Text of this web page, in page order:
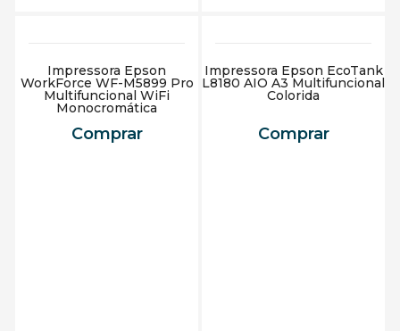
Impressora Epson
WorkForce WF-M5899 Pro
Multifuncional WiFi
Monocromática
Comprar
Impressora Epson EcoTank
L8180 AIO A3 Multifuncional
Colorida
Comprar